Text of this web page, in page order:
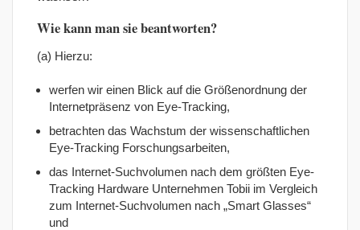
Wie kann man sie beantworten?
(a) Hierzu:
werfen wir einen Blick auf die Größenordnung der
Internetpräsenz von Eye-Tracking,
betrachten das Wachstum der wissenschaftlichen
Eye-Tracking Forschungsarbeiten,
das Internet-Suchvolumen nach dem größten Eye-
Tracking Hardware Unternehmen Tobii im Vergleich
zum Internet-Suchvolumen nach „Smart Glasses“
und